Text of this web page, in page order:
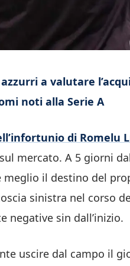
a valutare
noti alla Serie A
di Romelu
mercato. A 5 giorni
meglio il destino del
sinistra nel corso
negative sin dall’inizio.
uscire dal campo il